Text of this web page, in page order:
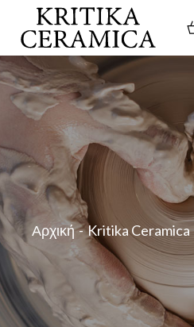
content
Αρχική Kritika Ceramica